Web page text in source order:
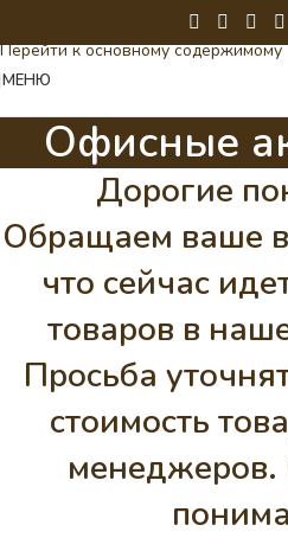
Перейти к основному содержимому
МЕНЮ
Офисные
Дорогие
Обращаем ваше
что сейчас
товаров в
Просьба
стоимость
менеджеров.